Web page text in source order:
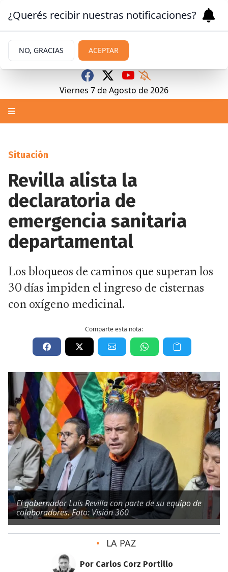
Viernes 7deAgosto de 2026
Situación
Revilla alista la
declaratoria de
emergencia sanitaria
departamental
Los bloqueos de caminos que superan los
30 días impiden el ingreso de cisternas
con oxígeno medicinal.
Comparte esta nota:
El gobernador Luis Revilla con parte de su equipo de
colaboradores. Foto: Visión 360
• LA PAZ
Por Carlos Corz Portillo
¿Querés recibir nuestras notificaciones?
NO, GRACIAS ACEPTAR